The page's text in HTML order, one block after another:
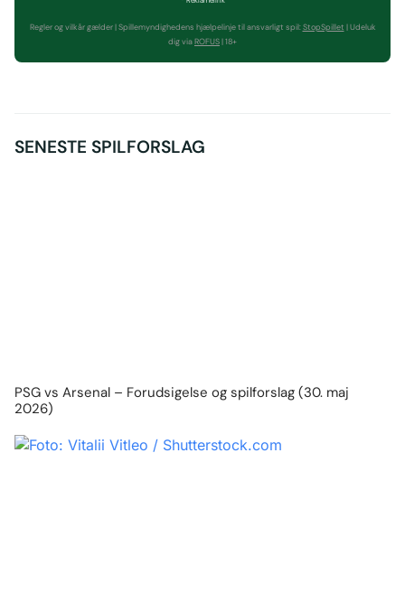
Regler og vilkår gælder | Spillemyndighedens hjælpelinje til ansvarligt spil:StopSpillet | Udeluk
dig viaROFUS| 18+
SENESTE SPILFORSLAG
PSG vs Arsenal – Forudsigelse og spilforslag (30. maj
2026)